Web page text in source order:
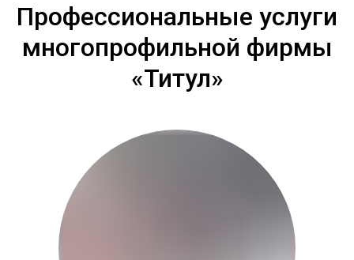
Профессиональные услуги
многопрофильной фирмы
«Титул»